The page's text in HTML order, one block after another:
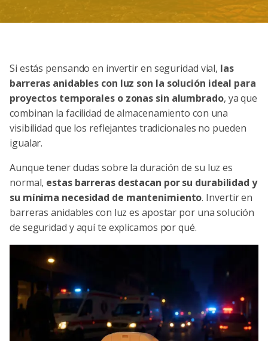
Si estás pensando en invertir en seguridad vial, las
barreras anidables con luz son la solución ideal para
proyectos temporales o zonas sin alumbrado, ya que
combinan la facilidad de almacenamiento con una
visibilidad que los reflejantes tradicionales no pueden
igualar.
Aunque tener dudas sobre la duración de su luz es
normal, estas barreras destacan por su durabilidad y
su mínima necesidad de mantenimiento. Invertir en
barreras anidables con luz es apostar por una solución
de seguridad y aquí te explicamos por qué.